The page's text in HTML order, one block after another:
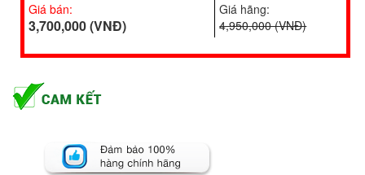
Giá bán:
3,700,000 (VNĐ)
Giá hãng:
4,950,000 (VNĐ)